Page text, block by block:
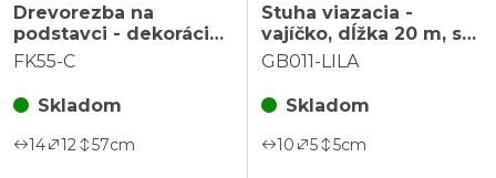
Drevorezba na
podstavci - dekorácia
na postavenie
FK55-C
Skladom
14 12 57cm
Stuha viazacia -
vajíčko, dĺžka 20 m, sv.
fialová farba
GB011-LILA
Skladom
10 5 5cm